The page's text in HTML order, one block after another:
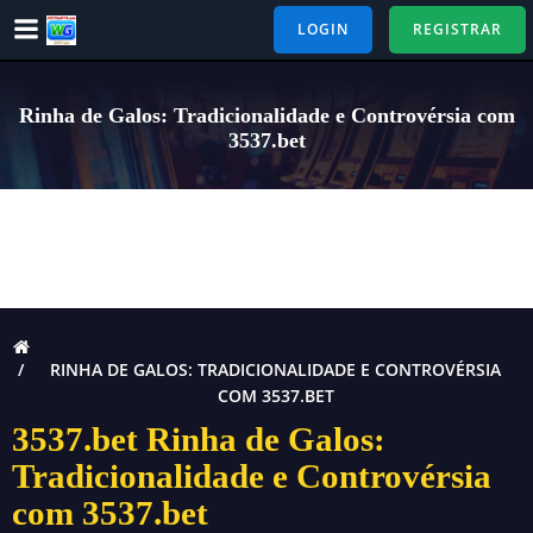
Pular
LOGIN REGISTRAR
Rinha de Galos: Tradicionalidade e Controvérsia com
3537.bet
RINHA DE GALOS: TRADICIONALIDADE E CONTROVÉRSIA
COM 3537.BET
3537.bet Rinha de Galos:
Tradicionalidade e Controvérsia
com 3537.bet